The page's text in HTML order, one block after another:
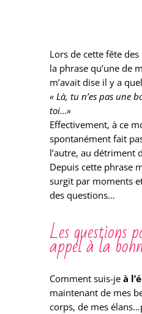
Lors de cette fête
la phrase qu’une de
m’avait dise il y a
« Là, tu n’es pas une
toi…»
Effectivement, à ce
spontanément fait
l’autre, au détriment
Depuis cette phrase
surgit par moments
des questions…
Les questions
appel à la
Comment suis-je à
maintenant de mes
corps, de mes